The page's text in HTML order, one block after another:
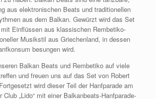
aus elektronischen Beats und traditionellen
aus dem Balkan. Gewürzt wird das Set
Einflüssen aus klassischen Rembetiko-
Musikstil aus Griechenland, in dessen
besungen wird.
Balkan Beats und Rembetiko auf viele
und freuen uns auf das Set von Robert
wird dieser Teil der Hanfparade am
Club „Lido“ mit einer Balkanbeats-Hanfparade-